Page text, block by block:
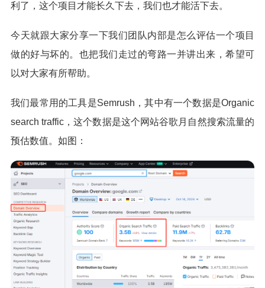
利了，这个项目才能长久下去，我们也才能活下去。
今天就跟大家分享一下我们团队内部是怎么评估一个项目
做的好与坏的。也把我们走过的弯路一并讲出来，希望可
以对大家有所帮助。
我们最常用的工具是Semrush，其中有一个数据是Organic
search traffic，这个数据是这个网站谷歌月自然搜索流量的
预估数值。如图：